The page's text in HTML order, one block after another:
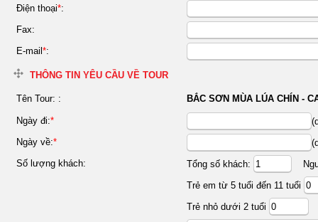
Điện thoại*:
Fax:
E-mail *:
THÔNG TIN YÊU CẦU VỀ TOUR
Tên Tour: : BẮC SƠN MÙA LÚA CHÍN -
Ngày đi:*
Ngày về:*
Số lượng khách:
Tổng số khách:
Trẻ em từ 5 tuổi đến 11 tuổi
Trẻ nhỏ dưới 2 tuổi